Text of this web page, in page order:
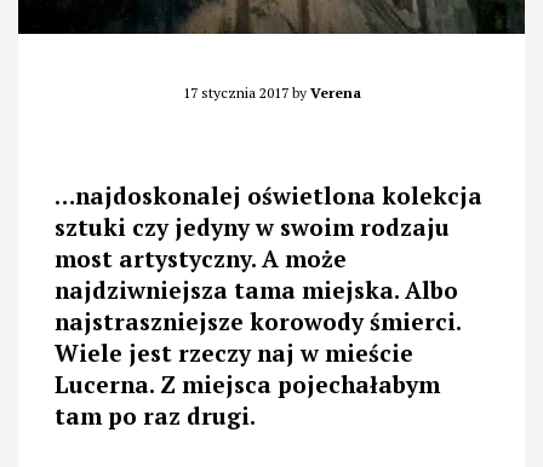
17 stycznia 2017by Verena
…najdoskonalej oświetlona kolekcja
sztuki czy jedyny w swoim rodzaju
most artystyczny. A może
najdziwniejsza tama miejska. Albo
najstraszniejsze korowody śmierci.
Wiele jest rzeczy naj w mieście
Lucerna. Z miejsca pojechałabym
tam po raz drugi.